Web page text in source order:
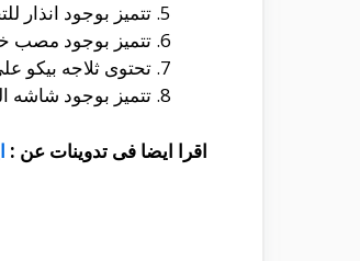
تتميز بوجود انذار
تتميز بوجود مصب
تحتوى ثلاجه بيكو
تتميز بوجود شاشه
اقرا ايضا فى تدوينات عن :